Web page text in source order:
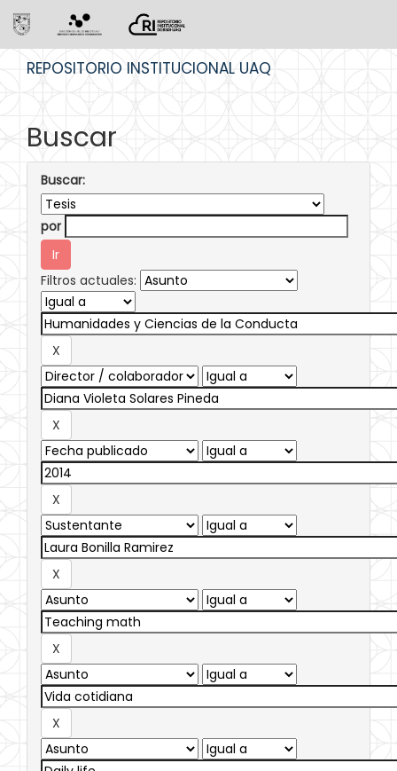
REPOSITORIO INSTITUCIONAL UAQ
Buscar
Buscar:
por
Filtros actuales: